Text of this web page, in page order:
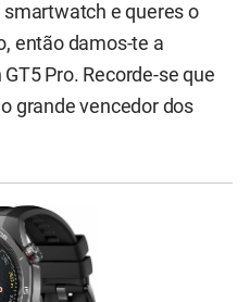
e queres o
então damos-te a
Pro. Recorde-se que
grande vencedor dos